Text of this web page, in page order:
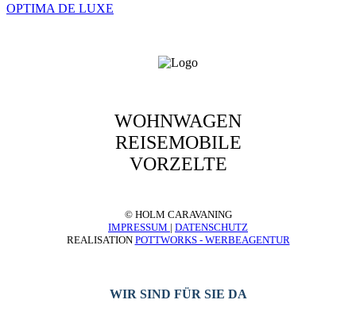
OPTIMA DE LUXE
WOHNWAGEN
REISEMOBILE
VORZELTE
© HOLM CARAVANING
IMPRESSUM | DATENSCHUTZ
REALISATION POTTWORKS - WERBEAGENTUR
WIR SIND FÜR SIE DA